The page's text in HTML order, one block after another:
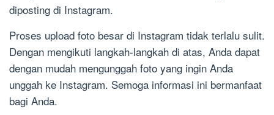
diposting di Instagram.
Proses upload foto besar di Instagram tidak terlalu sulit.
Dengan mengikuti langkah-langkah di atas, Anda dapat
dengan mudah mengunggah foto yang ingin Anda
unggah ke Instagram. Semoga informasi ini bermanfaat
bagi Anda.